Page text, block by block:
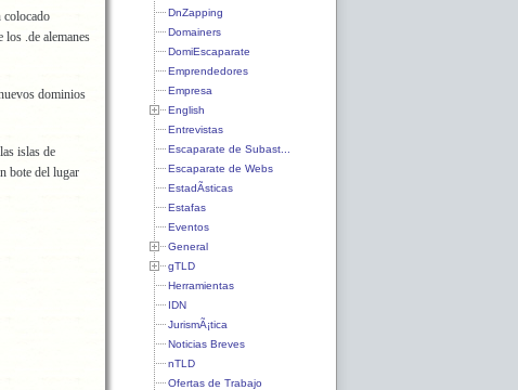
colocado
.de alemanes
dominios
islas de
bote del lugar
DnZapping
Domainers
DomiEscaparate
Emprendedores
Empresa
English
Entrevistas
Escaparate de Subast...
Escaparate de Webs
EstadÃ­sticas
Estafas
Eventos
General
gTLD
Herramientas
IDN
JurismÃ¡tica
Noticias Breves
nTLD
Ofertas de Trabajo